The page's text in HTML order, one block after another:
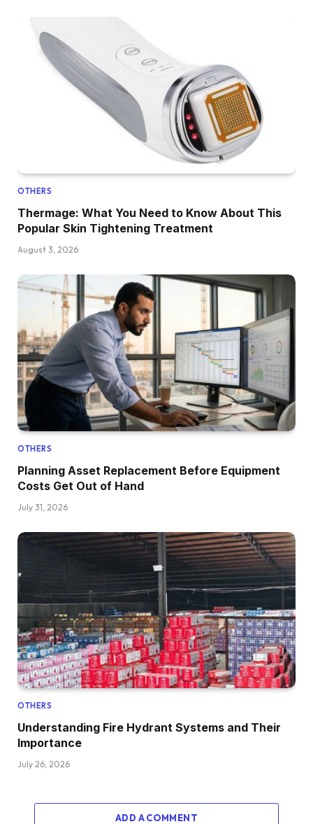
OTHERS
Thermage: What You Need to Know About This
Popular Skin Tightening Treatment
August 3, 2026
OTHERS
Planning Asset Replacement Before Equipment
Costs Get Out of Hand
July 31, 2026
OTHERS
Understanding Fire Hydrant Systems and Their
Importance
July 26, 2026
ADD A COMMENT